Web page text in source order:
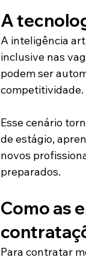
A
A inteligência
inclusive nas
podem ser
competitividade.
Esse cenário
de estágio,
novos
preparados.
Como as
Para contratar